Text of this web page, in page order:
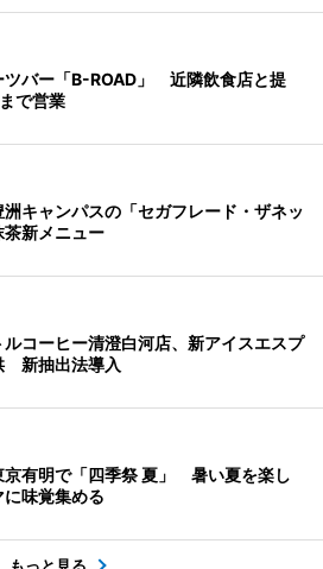
ツバー「B-ROAD」 近隣飲食店と提
で営業
キャンパスの「セガフレード・ザネッ
茶新メニュー
ルコーヒー清澄白河店、新アイスエスプ
新抽出法導入
京有明で「四季祭 夏」 暑い夏を楽し
味覚集める